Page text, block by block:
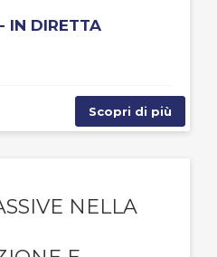
IN DIRETTA
Scopri di più
NELLA